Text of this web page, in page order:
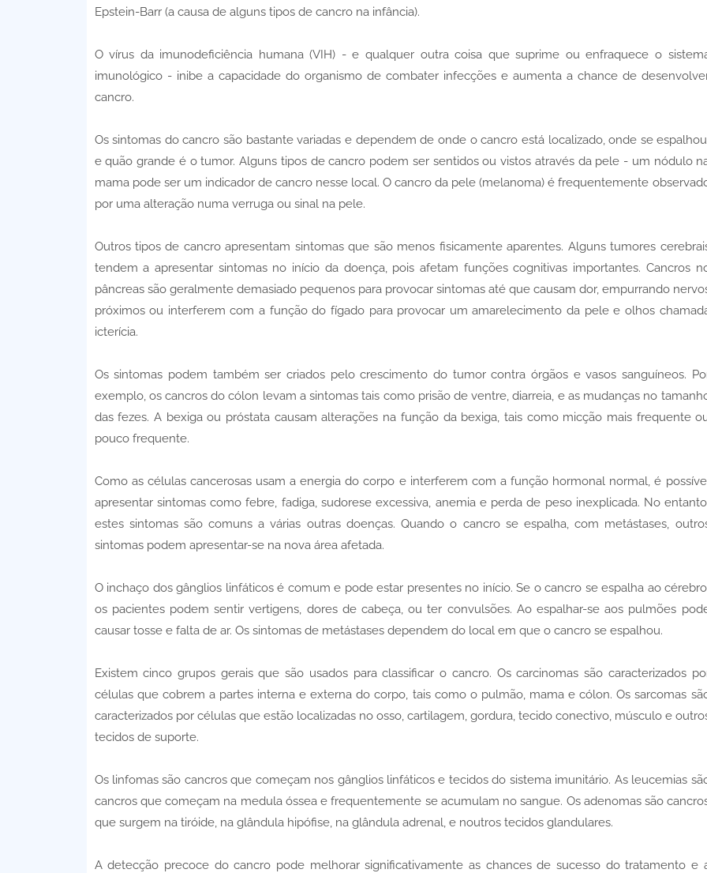
Epstein-Barr (a causa de alguns tipos de cancro na infância).
O vírus da imunodeficiência humana (VIH) - e qualquer outra coisa que suprime ou enfraquece o
imunológico - inibe a capacidade do organismo de combater infecções e aumenta a chance de
cancro.
Os sintomas do cancro são bastante variadas e dependem de onde o cancro está localizado, onde se
e quão grande é o tumor. Alguns tipos de cancro podem ser sentidos ou vistos através da pele - um nódulo
mama pode ser um indicador de cancro nesse local. O cancro da pele (melanoma) é frequentemente
por uma alteração numa verruga ou sinal na pele.
Outros tipos de cancro apresentam sintomas que são menos fisicamente aparentes. Alguns tumores
tendem a apresentar sintomas no início da doença, pois afetam funções cognitivas importantes. Cancros
pâncreas são geralmente demasiado pequenos para provocar sintomas até que causam dor, empurrando
próximos ou interferem com a função do fígado para provocar um amarelecimento da pele e olhos
icterícia.
Os sintomas podem também ser criados pelo crescimento do tumor contra órgãos e vasos sanguíneos.
exemplo, os cancros do cólon levam a sintomas tais como prisão de ventre, diarreia, e as mudanças no
das fezes. A bexiga ou próstata causam alterações na função da bexiga, tais como micção mais frequente
pouco frequente.
Como as células cancerosas usam a energia do corpo e interferem com a função hormonal normal, é
apresentar sintomas como febre, fadiga, sudorese excessiva, anemia e perda de peso inexplicada. No
estes sintomas são comuns a várias outras doenças. Quando o cancro se espalha, com metástases,
sintomas podem apresentar-se na nova área afetada.
O inchaço dos gânglios linfáticos é comum e pode estar presentes no início. Se o cancro se espalha ao
os pacientes podem sentir vertigens, dores de cabeça, ou ter convulsões. Ao espalhar-se aos pulmões
causar tosse e falta de ar. Os sintomas de metástases dependem do local em que o cancro se espalhou.
Existem cinco grupos gerais que são usados ​​para classificar o cancro. Os carcinomas são caracterizados
células que cobrem a partes interna e externa do corpo, tais como o pulmão, mama e cólon. Os sarcomas
caracterizados por células que estão localizadas no osso, cartilagem, gordura, tecido conectivo, músculo e
tecidos de suporte.
Os linfomas são cancros que começam nos gânglios linfáticos e tecidos do sistema imunitário. As leucemias
cancros que começam na medula óssea e frequentemente se acumulam no sangue. Os adenomas são
que surgem na tiróide, na glândula hipófise, na glândula adrenal, e noutros tecidos glandulares.
A detecção precoce do cancro pode melhorar significativamente as chances de sucesso do tratamento e